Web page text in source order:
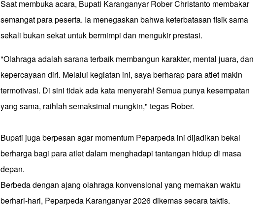
Saat membuka acara, Bupati Karanganyar Rober Christanto membakar
semangat para peserta. Ia menegaskan bahwa keterbatasan fisik sama
sekali bukan sekat untuk bermimpi dan mengukir prestasi.
"Olahraga adalah sarana terbaik membangun karakter, mental juara, dan
kepercayaan diri. Melalui kegiatan ini, saya berharap para atlet makin
termotivasi. Di sini tidak ada kata menyerah! Semua punya kesempatan
yang sama, raihlah semaksimal mungkin," tegas Rober.
Bupati juga berpesan agar momentum Peparpeda ini dijadikan bekal
berharga bagi para atlet dalam menghadapi tantangan hidup di masa
depan.
Berbeda dengan ajang olahraga konvensional yang memakan waktu
berhari-hari, Peparpeda Karanganyar 2026 dikemas secara taktis.